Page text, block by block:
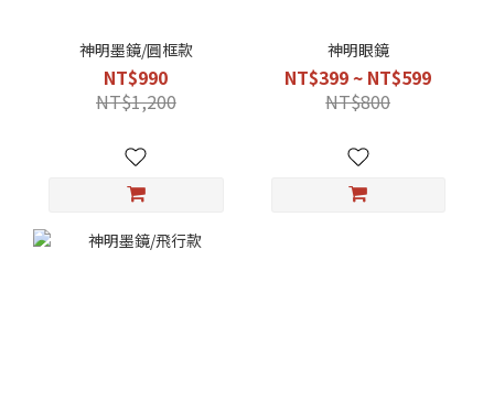
神明墨鏡/圓框款
NT$990
NT$1,200
神明眼鏡
NT$399 ~ NT$599
NT$800